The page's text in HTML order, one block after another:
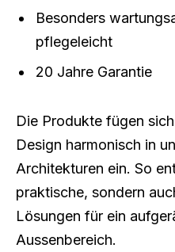
Besonders
pflegeleicht
20 Jahre Garantie
Die Produkte fügen
Design harmonisch in
Architekturen ein. So
praktische, sondern
Lösungen für ein
Aussenbereich.